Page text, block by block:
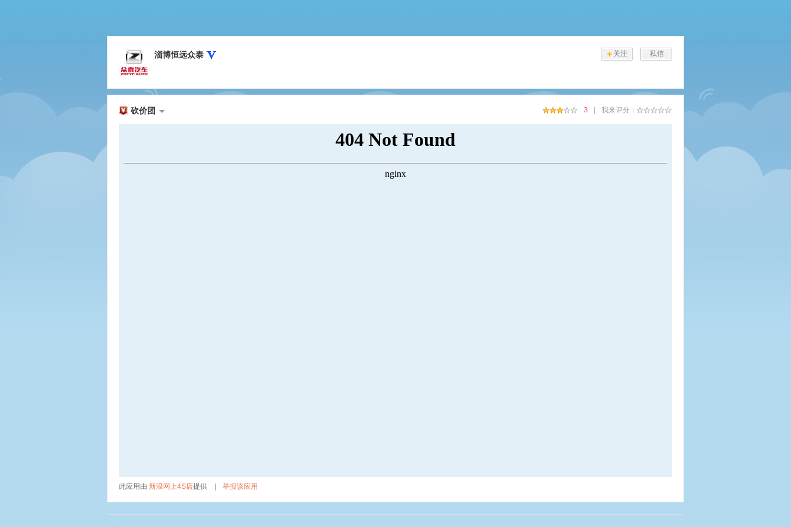
+ 关注 私信
淄博恒远众泰
3 我来评分：
砍价团
此应用由 新浪网上4S店提供 举报该应用